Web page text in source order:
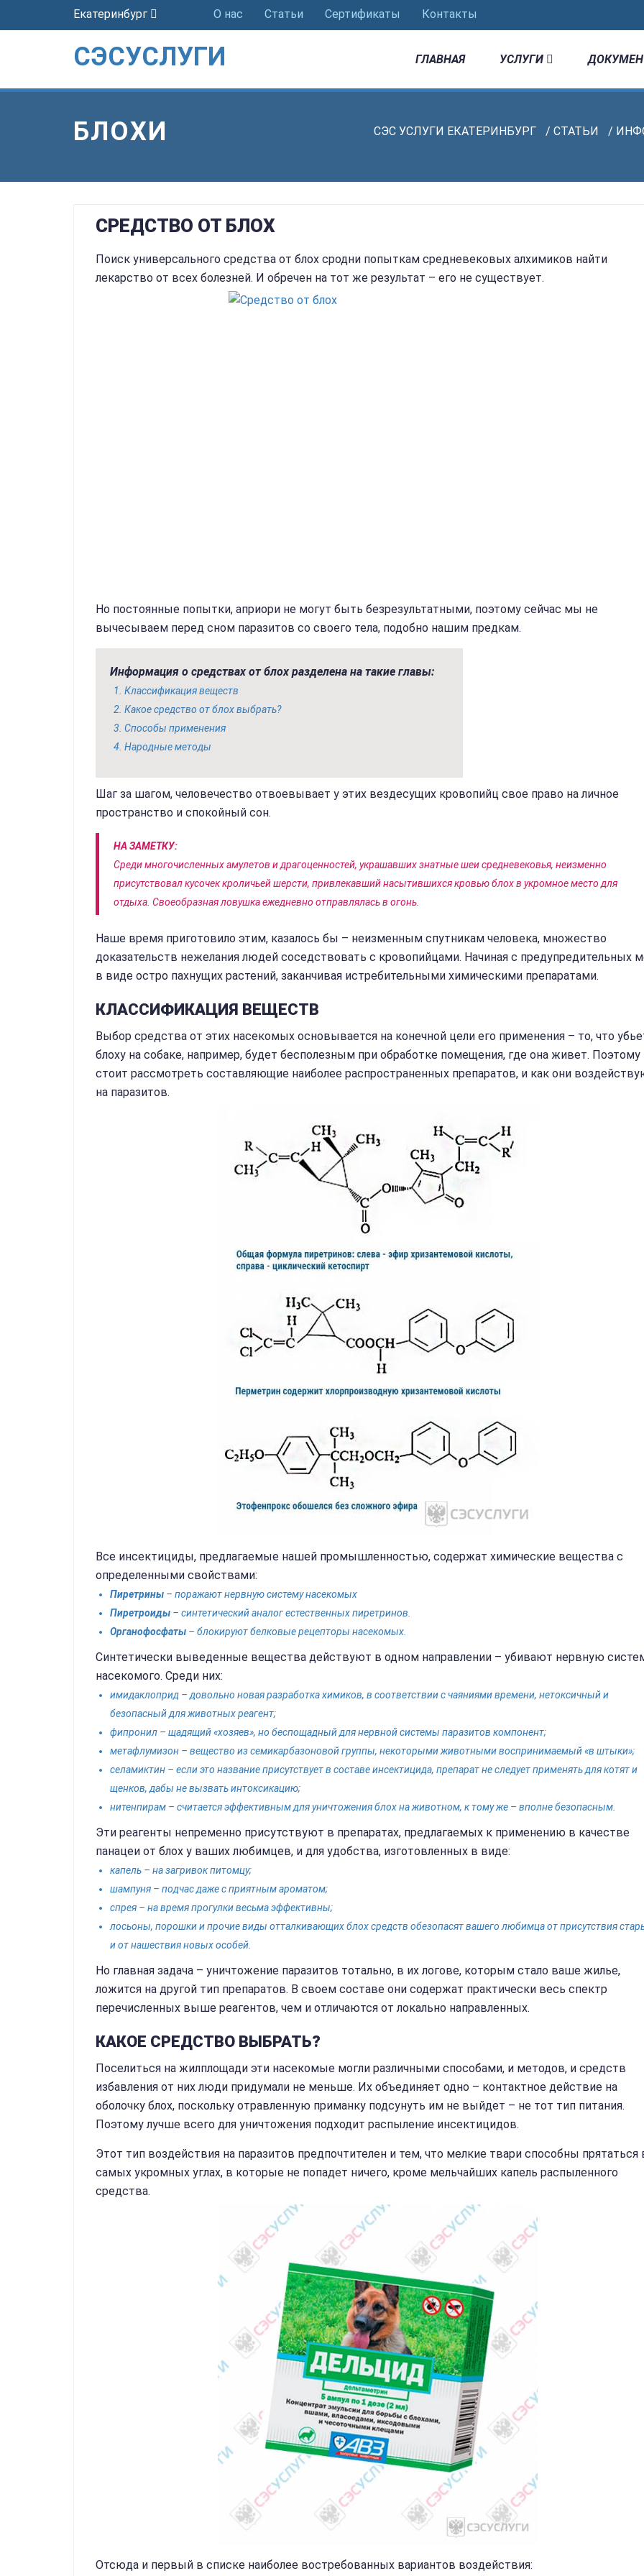
Екатеринбург О нас Статьи Сертификаты Контакты
СЭСУСЛУГИ ГЛАВНАЯ УСЛУГИ
БЛОХИ СЭС УСЛУГИ ЕКАТЕРИНБУРГ / СТАТЬИ /
СРЕДСТВО ОТ БЛОХ
Поиск универсального средства от блох сродни попыткам средневековых алхимиков найти
лекарство от всех болезней. И обречен на тот же результат – его не существует.
Но постоянные попытки, априори не могут быть безрезультатными, поэтому сейчас мы не
вычесываем перед сном паразитов со своего тела, подобно нашим предкам.
Информация о средствах от блох разделена на такие главы:
Классификация веществ
Какое средство от блох выбрать?
Способы применения
Народные методы
Шаг за шагом, человечество отвоевывает у этих вездесущих кровопийц свое право на личное
пространство и спокойный сон.
НА ЗАМЕТКУ:
Среди многочисленных амулетов и драгоценностей, украшавших знатные шеи средневековья, неизменно
присутствовал кусочек кроличьей шерсти, привлекавший насытившихся кровью блох в укромное место для
отдыха. Своеобразная ловушка ежедневно отправлялась в огонь.
Наше время приготовило этим, казалось бы – неизменным спутникам человека, множество
доказательств нежелания людей соседствовать с кровопийцами. Начиная с предупредительных
в виде остро пахнущих растений, заканчивая истребительными химическими препаратами.
КЛАССИФИКАЦИЯ ВЕЩЕСТВ
Выбор средства от этих насекомых основывается на конечной цели его применения – то, что
блоху на собаке, например, будет бесполезным при обработке помещения, где она живет. Поэтому
стоит рассмотреть составляющие наиболее распространенных препаратов, и как они
на паразитов.
Все инсектициды, предлагаемые нашей промышленностью, содержат химические вещества с
определенными свойствами:
Пиретрины – поражают нервную систему насекомых
Пиретроиды – синтетический аналог естественных пиретринов.
Органофосфаты – блокируют белковые рецепторы насекомых.
Синтетически выведенные вещества действуют в одном направлении – убивают нервную
насекомого. Среди них:
имидаклоприд – довольно новая разработка химиков, в соответствии с чаяниями времени, нетоксичный и
безопасный для животных реагент;
фипронил – щадящий «хозяев», но беспощадный для нервной системы паразитов компонент;
метафлумизон – вещество из семикарбазоновой группы, некоторыми животными воспринимаемый «в штыки»;
селамиктин – если это название присутствует в составе инсектицида, препарат не следует применять для котят и
щенков, дабы не вызвать интоксикацию;
нитенпирам – считается эффективным для уничтожения блох на животном, к тому же – вполне безопасным.
Эти реагенты непременно присутствуют в препаратах, предлагаемых к применению в качестве
панацеи от блох у ваших любимцев, и для удобства, изготовленных в виде:
капель – на загривок питомцу;
шампуня – подчас даже с приятным ароматом;
спрея – на время прогулки весьма эффективны;
лосьоны, порошки и прочие виды отталкивающих блох средств обезопасят вашего любимца от присутствия
и от нашествия новых особей.
Но главная задача – уничтожение паразитов тотально, в их логове, которым стало ваше жилье,
ложится на другой тип препаратов. В своем составе они содержат практически весь спектр
перечисленных выше реагентов, чем и отличаются от локально направленных.
КАКОЕ СРЕДСТВО ВЫБРАТЬ?
Поселиться на жилплощади эти насекомые могли различными способами, и методов, и средств
избавления от них люди придумали не меньше. Их объединяет одно – контактное действие на
оболочку блох, поскольку отравленную приманку подсунуть им не выйдет – не тот тип питания.
Поэтому лучше всего для уничтожения подходит распыление инсектицидов.
Этот тип воздействия на паразитов предпочтителен и тем, что мелкие твари способны прятаться
самых укромных углах, в которые не попадет ничего, кроме мельчайших капель распыленного
средства.
Отсюда и первый в списке наиболее востребованных вариантов воздействия: